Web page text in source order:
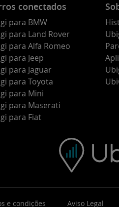
conectados
para BMW
para Land Rover
para Alfa Romeo
para Jeep
para Jaguar
para Toyota
para Mini
para Maserati
para Fiat
e condições Aviso Legal